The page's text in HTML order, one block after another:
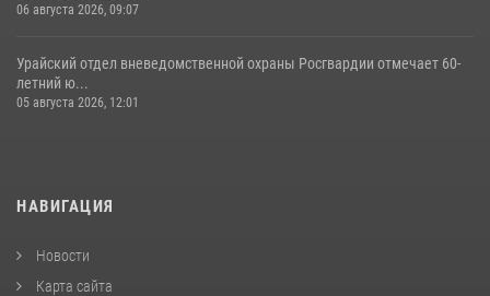
06 августа 2026, 09:07
Урайский отдел вневедомственной охраны Росгвардии отмечает 60-
летний ю...
05 августа 2026, 12:01
НАВИГАЦИЯ
Новости
Карта сайта